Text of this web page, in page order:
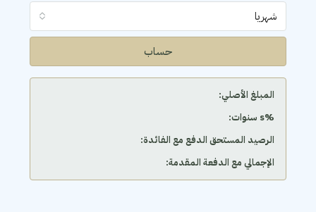
شهريا
حساب
المبلغ الأصلي:
‫%s سنوات:
الرصيد المستحق الدفع مع الفائدة:
الإجمالي مع الدفعة المقدمة: